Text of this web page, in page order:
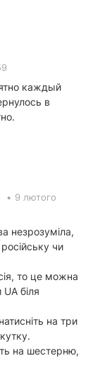
каждый
в
• 9 лютого
незрозуміла,
чи
то це можна
біля
на три
на шестерню,